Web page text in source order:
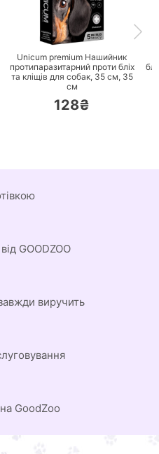
ПЕРЕЙТИ
Unicum premium Нашийник
протипаразитарний проти бліх
та кліщів для собак, 35 см, 35
см
128₴
GOODZOO
виручить
GoodZoo